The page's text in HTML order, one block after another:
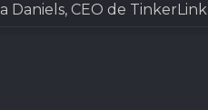
Daniels, CEO de TinkerLink